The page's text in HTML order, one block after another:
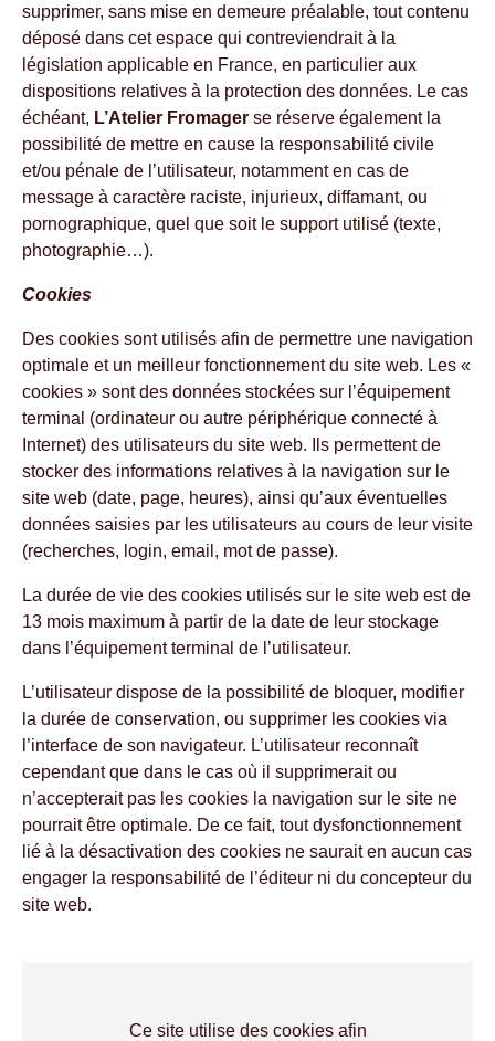
supprimer, sans mise en demeure préalable, tout contenu
déposé dans cet espace qui contreviendrait à la
législation applicable en France, en particulier aux
dispositions relatives à la protection des données. Le cas
échéant, L’Atelier Fromager se réserve également la
possibilité de mettre en cause la responsabilité civile
et/ou pénale de l’utilisateur, notamment en cas de
message à caractère raciste, injurieux, diffamant, ou
pornographique, quel que soit le support utilisé (texte,
photographie…).
Cookies
Des cookies sont utilisés afin de permettre une navigation
optimale et un meilleur fonctionnement du site web. Les «
cookies » sont des données stockées sur l’équipement
terminal (ordinateur ou autre périphérique connecté à
Internet) des utilisateurs du site web. Ils permettent de
stocker des informations relatives à la navigation sur le
site web (date, page, heures), ainsi qu’aux éventuelles
données saisies par les utilisateurs au cours de leur visite
(recherches, login, email, mot de passe).
La durée de vie des cookies utilisés sur le site web est de
13 mois maximum à partir de la date de leur stockage
dans l’équipement terminal de l’utilisateur.
L’utilisateur dispose de la possibilité de bloquer, modifier
la durée de conservation, ou supprimer les cookies via
l’interface de son navigateur. L’utilisateur reconnaît
cependant que dans le cas où il supprimerait ou
n’accepterait pas les cookies la navigation sur le site ne
pourrait être optimale. De ce fait, tout dysfonctionnement
lié à la désactivation des cookies ne saurait en aucun cas
engager la responsabilité de l’éditeur ni du concepteur du
site web.
Ce site utilise des cookies afin